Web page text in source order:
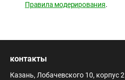
Правила модерирования.
контакты
Казань, Лобачевского 10, корпус 2